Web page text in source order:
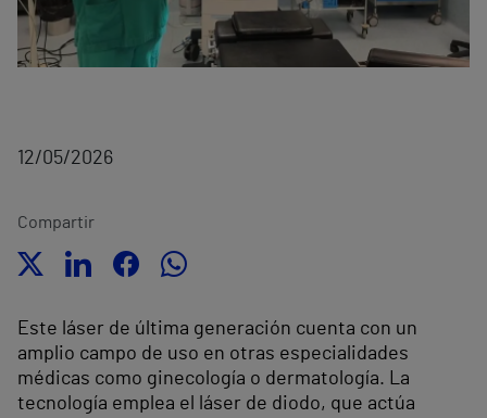
12/05/2026
Compartir
Este láser de última generación cuenta con un
amplio campo de uso en otras especialidades
médicas como ginecología o dermatología. La
tecnología emplea el láser de diodo, que actúa